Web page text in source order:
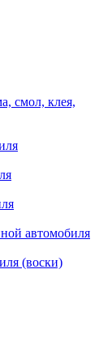
смол, клея,
автомобиля
(воски)